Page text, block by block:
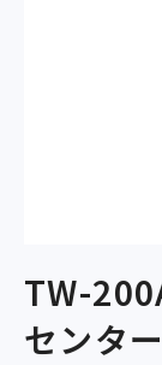
TW-
センタ